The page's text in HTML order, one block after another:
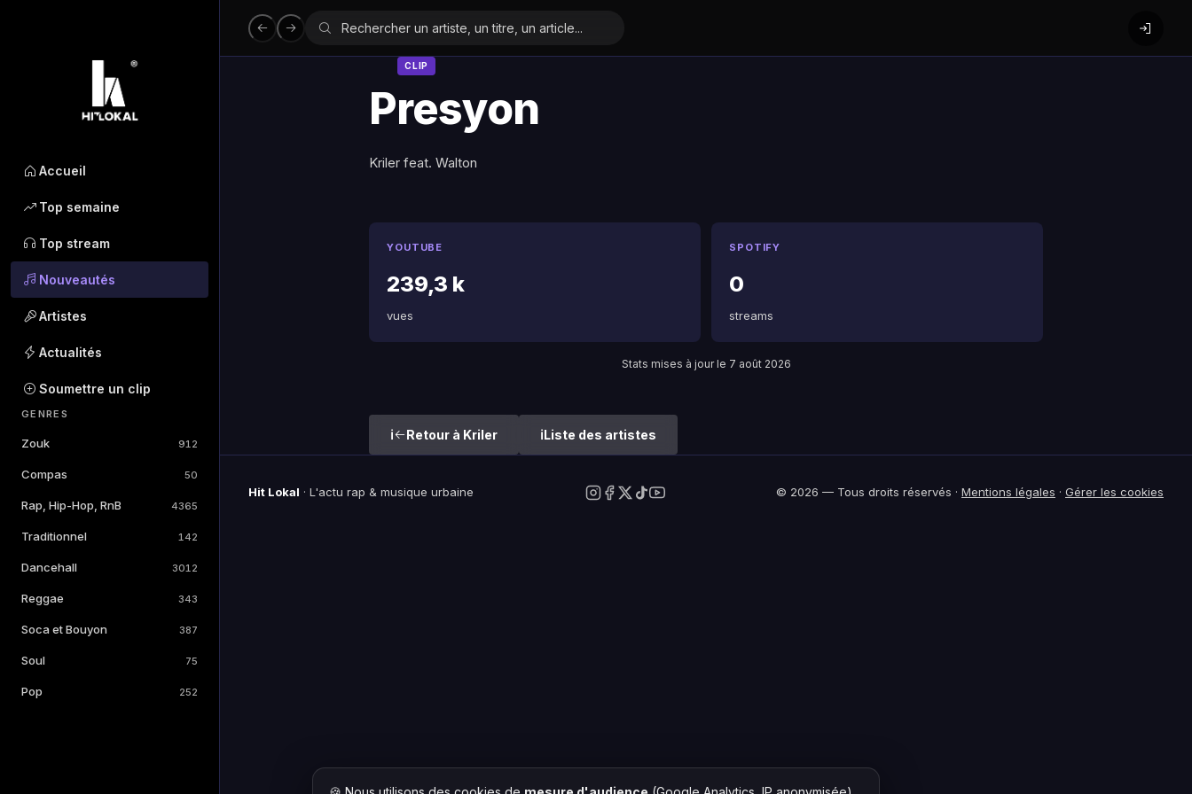
Accueil
Top semaine
Top stream
Nouveautés
Artistes
Actualités
Soumettre un clip
GENRES
Zouk 912
Compas 50
Rap, Hip-Hop, RnB 4365
Traditionnel 142
Dancehall 3012
Reggae 343
Soca et Bouyon 387
Soul 75
Pop 252
CLIP
Presyon
Kriler feat. Walton
YOUTUBE
239,3 k
vues
SPOTIFY
0
streams
Stats mises à jour le 7 août 2026
Retour à Kriler Liste des artistes
Hit Lokal · L'actu rap & musique urbaine © 2026 — Tous droits réservés · Mentions légales · Gérer les cookies